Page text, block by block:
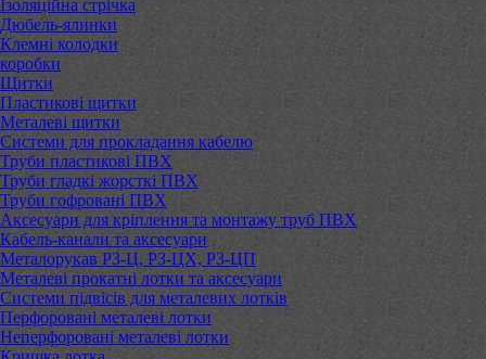
Ізоляційна стрічка
Дюбель-ялинки
Клемні колодки
коробки
Щитки
Пластикові щитки
Металеві щитки
Системи для прокладання кабелю
Труби пластикові ПВХ
Труби гладкі жорсткі ПВХ
Труби гофровані ПВХ
Аксесуари для кріплення та монтажу труб ПВХ
Кабель-канали та аксесуари
Металорукав РЗ-Ц, РЗ-ЦХ, РЗ-ЦП
Металеві прокатні лотки та аксесуари
Системи підвісів для металевих лотків
Перфоровані металеві лотки
Неперфоровані металеві лотки